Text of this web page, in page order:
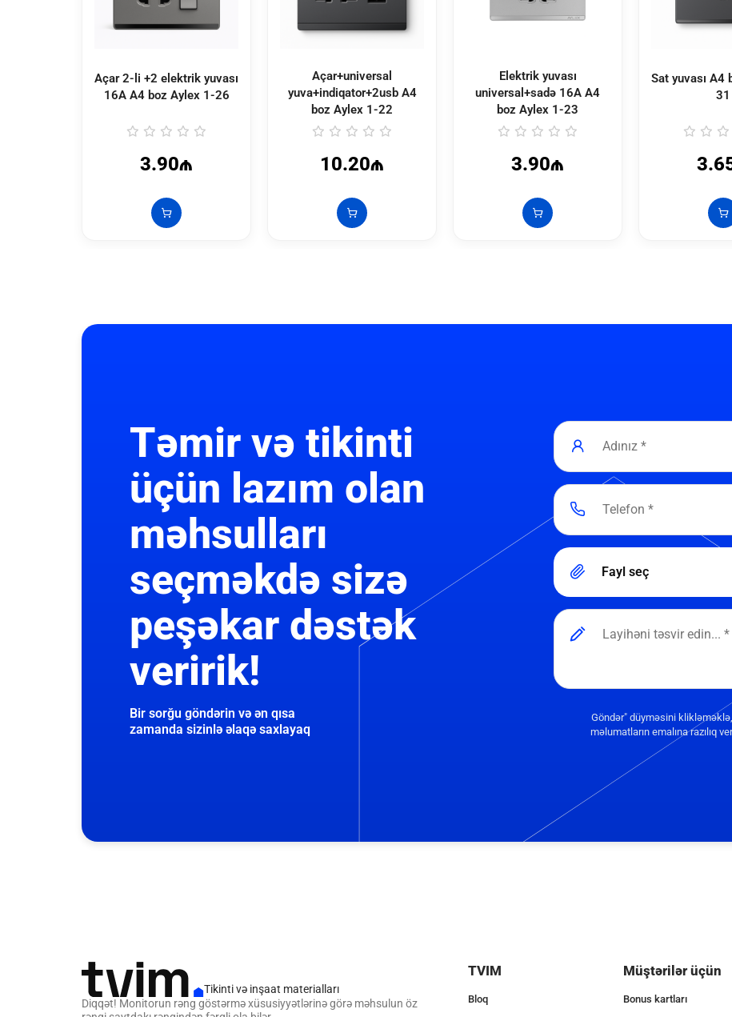
Açar 2-li +2 elektrik yuvası
16A A4 boz Aylex 1-26
3.90₼
Açar+universal
yuva+indiqator+2usb A4
boz Aylex 1-22
10.20₼
Elektrik yuvası
universal+sadə 16A A4
boz Aylex 1-23
3.90₼
Sat yuvası A4
31
Təmir və tikinti
üçün lazım olan
məhsulları
seçməkdə sizə
peşəkar dəstək
veririk!
Bir sorğu göndərin və ən qısa
zamanda sizinlə əlaqə saxlayaq
Fayl seç
Göndər" düyməsini
məlumatların emalına razılıq
Tikinti və inşaat materialları
Diqqət! Monitorun rəng göstərmə xüsusiyyətlərinə görə məhsulun öz
TVIM
Bloq
Müştərilər üçün
Bonus kartları